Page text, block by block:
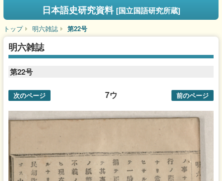
日本語史研究資料 [国立国語研究所蔵]
トップ 明六雑誌 第22号
明六雑誌
第22号
7ウ
次のページ 前のページ